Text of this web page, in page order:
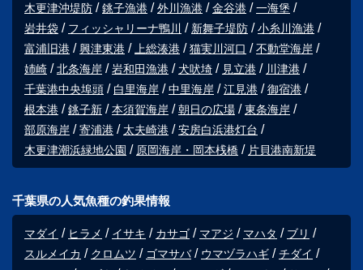
木更津沖堤防
銚子漁港 外川漁港 金谷港
一海堡
岩井袋
フィッシャリーナ鴨川 新舞子堤防
小糸川漁港
富浦旧港
興津東港 上総湊港 猫実川河口
不動堂海岸
姉崎
北条海岸 岩和田漁港 犬吠埼 見立港
川津港
千葉港中央埠頭
白里海岸 中里海岸 江見港
御宿港
根本港
銚子新 本須賀海岸 朝日の広場
東条海岸
部原海岸
寄浦港 太夫崎港
安房白浜港灯台
木更津潮浜緑地公園
原岡海岸・岡本桟橋 片貝港南新堤
千葉県の人気魚種の釣果情報
マダイ ヒラメ イサキ カサゴ マアジ マハタ
ブリ
スルメイカ
クロムツ ゴマサバ ウマヅラハギ
チダイ